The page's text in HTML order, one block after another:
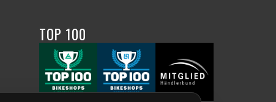
TOP 100